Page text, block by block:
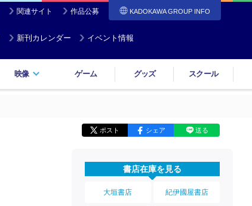
関連サイト 作品公募 KADOKAWA GROUP INFO
新刊カレンダー イベント情報
映像 ゲーム グッズ スクール
ポスト シェア 送る
書店在庫を見る
大垣書店 紀伊國屋書店